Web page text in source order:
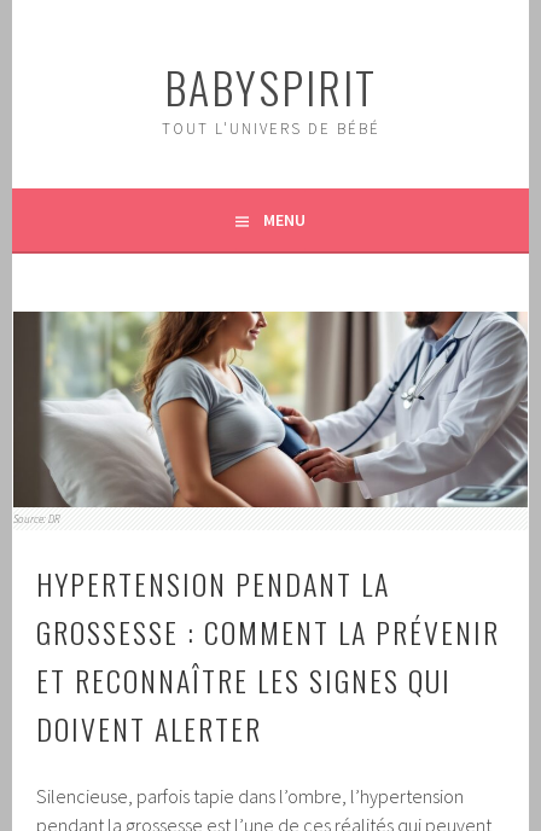
BABYSPIRIT
TOUT L'UNIVERS DE BÉBÉ
MENU
Source: DR
HYPERTENSION PENDANT LA
GROSSESSE : COMMENT LA PRÉVENIR
ET RECONNAÎTRE LES SIGNES QUI
DOIVENT ALERTER
Silencieuse, parfois tapie dans l’ombre, l’hypertension
pendant la grossesse est l’une de ces réalités qui peuvent